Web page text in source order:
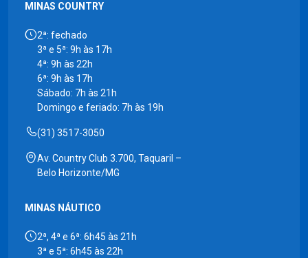
MINAS COUNTRY
2ª: fechado
3ª e 5ª: 9h às 17h
4ª: 9h às 22h
6ª: 9h às 17h
Sábado: 7h às 21h
Domingo e feriado: 7h às 19h
(31) 3517-3050
Av. Country Club 3.700, Taquaril –
Belo Horizonte/MG
MINAS NÁUTICO
2ª, 4ª e 6ª: 6h45 às 21h
3ª e 5ª: 6h45 às 22h